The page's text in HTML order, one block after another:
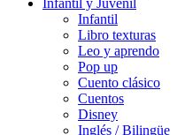
Infantil y Juvenil
Infantil
Libro texturas
Leo y aprendo
Pop up
Cuento clásico
Cuentos
Disney
Inglés / Bilingüe